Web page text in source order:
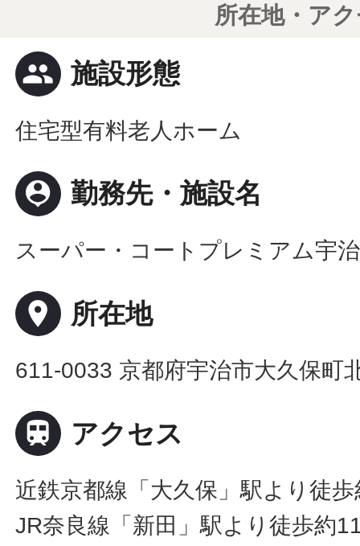
所在地・ア
people 施設形態
住宅型有料老人ホーム
person_pin 勤務先・施設名
スーパー・コートプレミアム宇治
place 所在地
611-0033 京都府宇治市大久保町
 アクセス
近鉄京都線「大久保」駅より徒
JR奈良線「新田」駅より徒歩約